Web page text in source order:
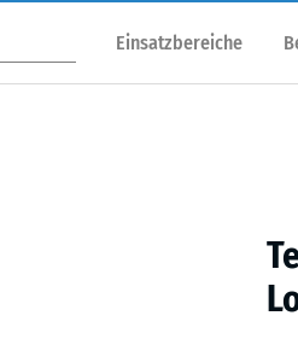
Einsatzbereiche